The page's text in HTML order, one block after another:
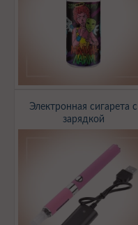
Электронная сигарета с
зарядкой